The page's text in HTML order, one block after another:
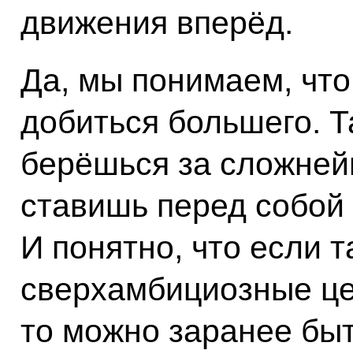
движения вперёд.
Да, мы понимаем,
добиться большего.
берёшься за
ставишь перед
И понятно, что если
сверхамбициозные
то можно заранее